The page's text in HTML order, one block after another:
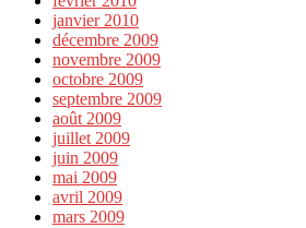
janvier 2010
décembre 2009
novembre 2009
octobre 2009
septembre 2009
août 2009
juillet 2009
juin 2009
mai 2009
avril 2009
mars 2009